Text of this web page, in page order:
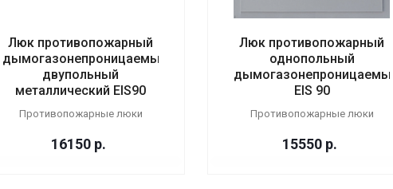
Люк противопожарный
дымогазонепроницаемый
двупольный
металлический EIS90
Противопожарные люки
16150 р.
Люк противопожарный
однопольный
дымогазонепроницаемый
EIS 90
Противопожарные люки
15550 р.